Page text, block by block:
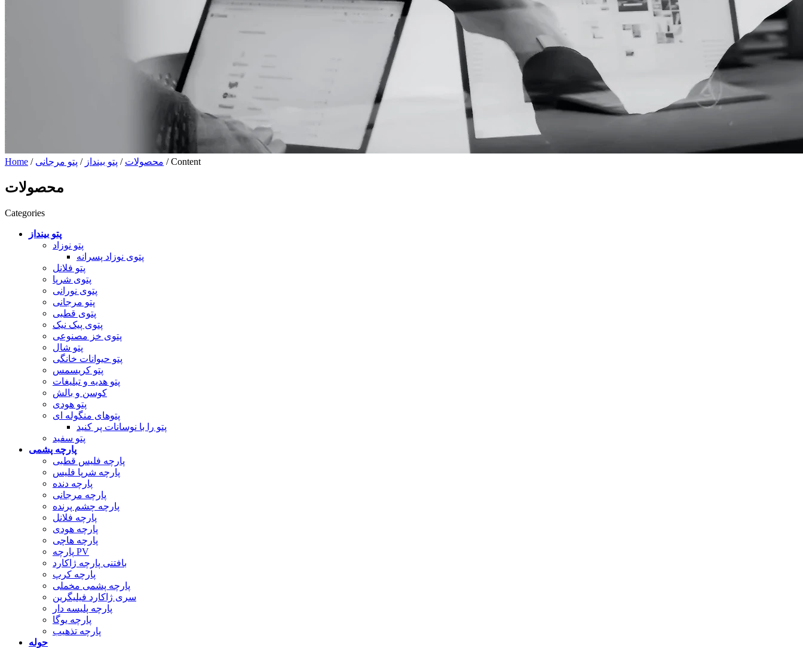
Home / محصولات / پتو بینداز / پتو مرجانی / Content
محصولات
Categories
پتو بینداز
پتو نوزاد
پتوی نوزاد پسرانه
پتو فلانل
پتوی شرپا
پتوی نورانی
پتو مرجانی
پتوی قطبی
پتوی پیک نیک
پتوی خز مصنوعی
پتو شال
پتو حیوانات خانگی
پتو کریسمس
پتو هدیه و تبلیغات
کوسن و بالش
پتو هودی
پتوهای منگوله ای
پتو را با نوسانات پر کنید
پتو سفید
پارچه پشمی
پارچه فلیس قطبی
پارچه شرپا فلیس
پارچه دنده
پارچه مرجانی
پارچه چشم پرنده
پارچه فلانل
پارچه هودی
پارچه هاچی
پارچه PV
بافتنی پارچه ژاکارد
پارچه کرپ
پارچه پشمی مخملی
سری ژاکارد فیلیگرین
پارچه پلیسه دار
پارچه یوگا
پارچه تذهیب
حوله